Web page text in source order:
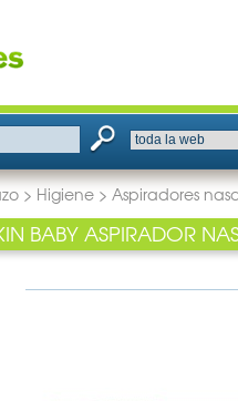
> Higiene > Aspiradores
BABY ASPIRADOR